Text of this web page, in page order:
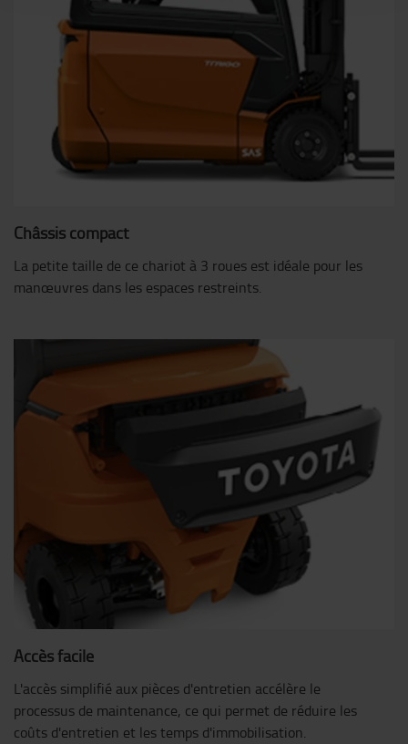
Châssis compact
La petite taille de ce chariot à 3 roues est idéale pour les
manœuvres dans les espaces restreints.
Accès facile
L'accès simplifié aux pièces d'entretien accélère le
processus de maintenance, ce qui permet de réduire les
coûts d'entretien et les temps d'immobilisation.